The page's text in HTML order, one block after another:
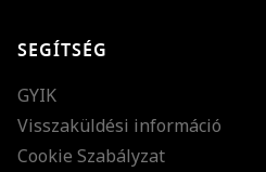
SEGÍTSÉG
GYIK
Visszaküldési információ
Cookie Szabályzat